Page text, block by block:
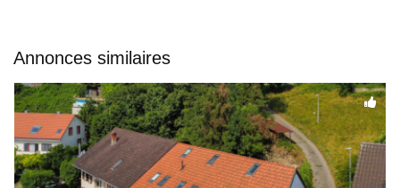
Annonces similaires